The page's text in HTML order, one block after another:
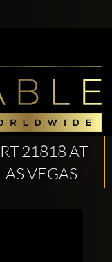
21818 AT
VEGAS